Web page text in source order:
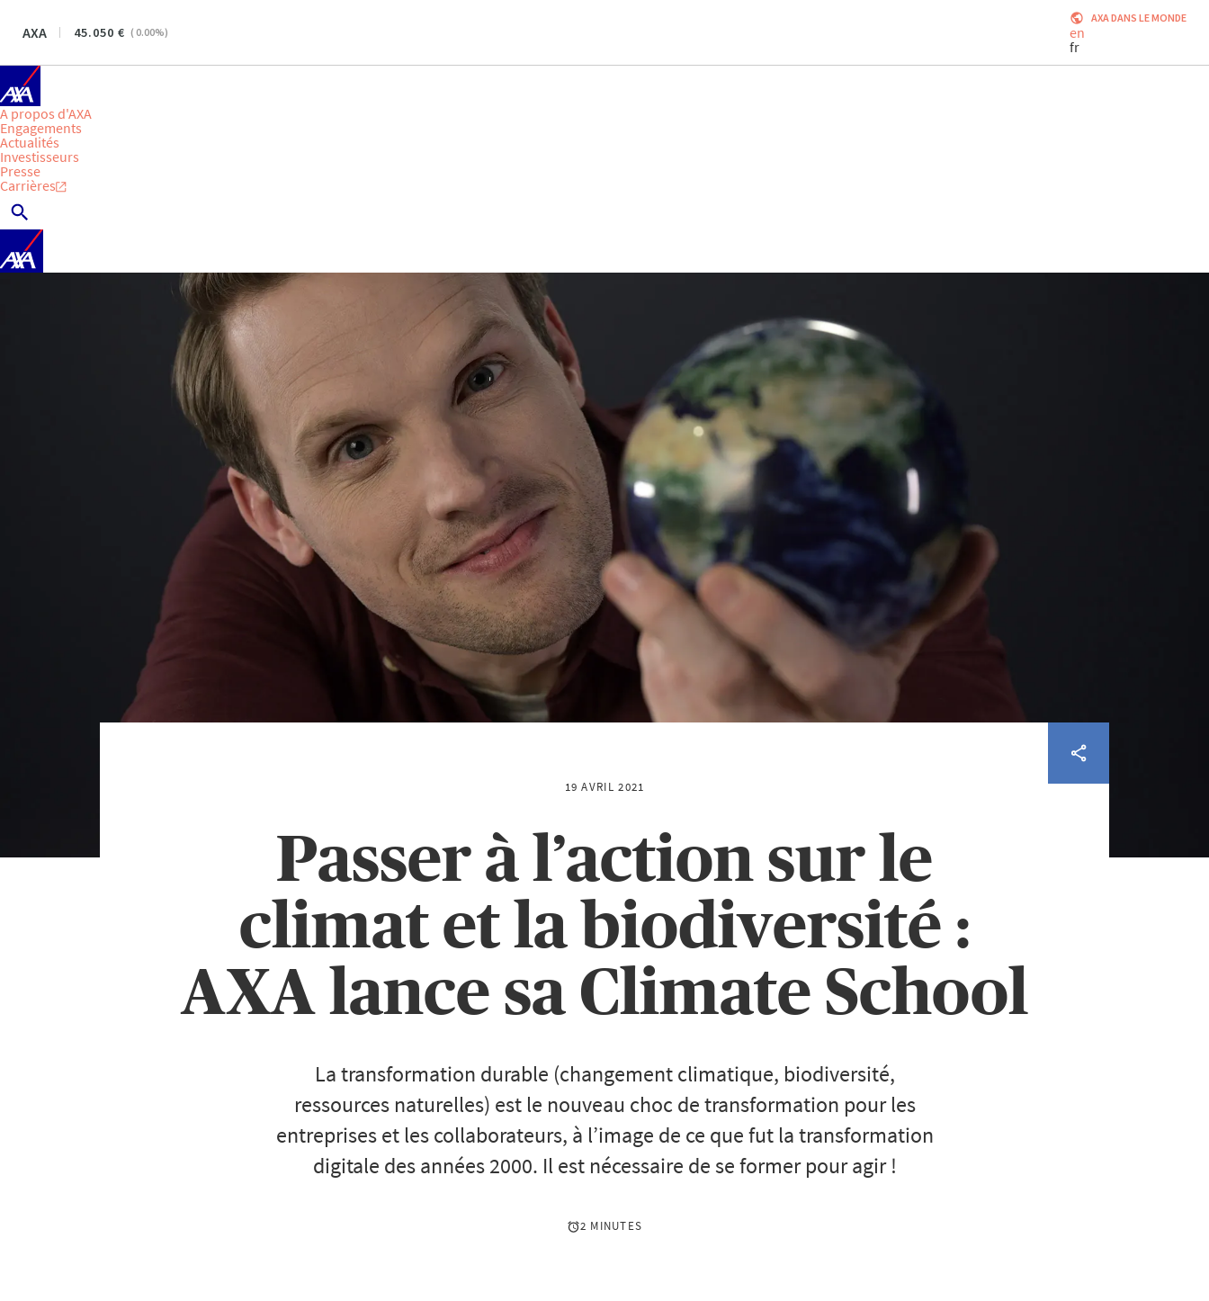
AXA 45.050 ( 0.00%)
AXA DANS LE MONDE
en
fr
A propos d'AXA
Engagements
Actualités
Investisseurs
Presse
Carrières
19 AVRIL 2021
Passer à l’action sur le
climat et la biodiversité :
AXA lance sa Climate School
La transformation durable (changement climatique, biodiversité,
ressources naturelles) est le nouveau choc de transformation pour les
entreprises et les collaborateurs, à l’image de ce que fut la transformation
digitale des années 2000. Il est nécessaire de se former pour agir !
2 MINUTES